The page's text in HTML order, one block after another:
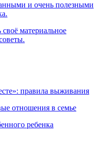
и очень полезными
материальное
правила выживания
отношения в семье
ребенка